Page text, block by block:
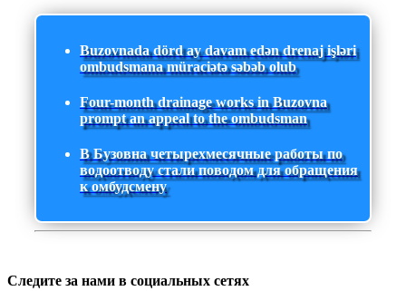
Buzovnada dörd ay davam edən drenaj işləri
ombudsmana müraciətə səbəb olub
Four-month drainage works in Buzovna
prompt an appeal to the ombudsman
В Бузовна четырехмесячные работы по
водоотводу стали поводом для обращения
к омбудсмену
Следите за нами в социальных сетях